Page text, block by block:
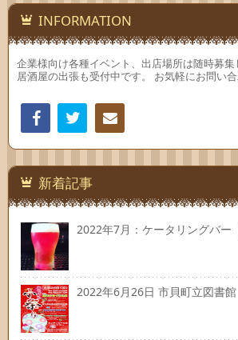
INFORMATION
企業様向け各種イベント、出店場所は随時募
居酒屋の出張も受付中です。 お気軽にお問い合
Facebook
連絡
新着記事
2022年7月：ケータリングバー
2022年6月26日 市貝町立図書館